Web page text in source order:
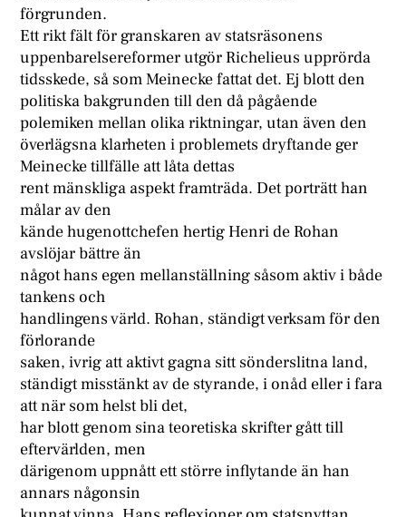
förgrunden.
Ett rikt fält för granskaren av statsräsonens
uppenbarelsereformer utgör Richelieus upprörda
tidsskede, så som Meinecke fattat det. Ej blott den
politiska bakgrunden till den då pågående
polemiken mellan olika riktningar, utan även den
överlägsna klarheten i problemets dryftande ger
Meinecke tillfälle att låta dettas
rent mänskliga aspekt framträda. Det porträtt han
målar av den
kände hugenottchefen hertig Henri de Rohan
avslöjar bättre än
något hans egen mellanställning såsom aktiv i både
tankens och
handlingens värld. Rohan, ständigt verksam för den
förlorande
saken, ivrig att aktivt gagna sitt sönderslitna land,
ständigt misstänkt av de styrande, i onåd eller i fara
att när som helst bli det,
har blott genom sina teoretiska skrifter gått till
eftervärlden, men
därigenom uppnått ett större inflytande än han
annars någonsin